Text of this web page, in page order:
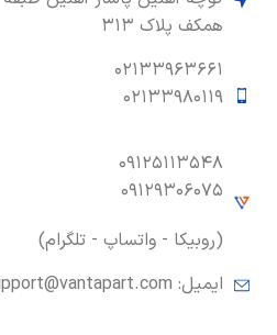
همکف پلاک ۳۱۳
۰۲۱۳۳۹۶۳۶۶۱
۰۲۱۳۳۹۸۰۱۱۹
۰۹۱۲۵۱۱۳۵۴۸
۰۹۱۲۹۳۰۶۰۷۵
(روبیکا - واتساپ - تلگرام)
ایمیل: